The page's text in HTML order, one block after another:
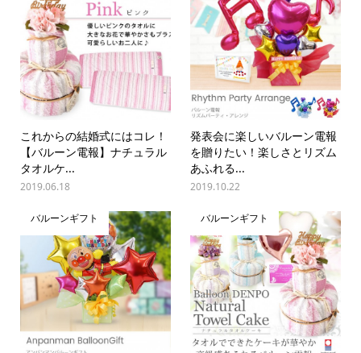
これからの結婚式にはコレ！
【バルーン電報】ナチュラル
タオルケ...
2019.06.18
発表会に楽しいバルーン電報
を贈りたい！楽しさとリズム
あふれる...
2019.10.22
バルーンギフト バルーンギフト